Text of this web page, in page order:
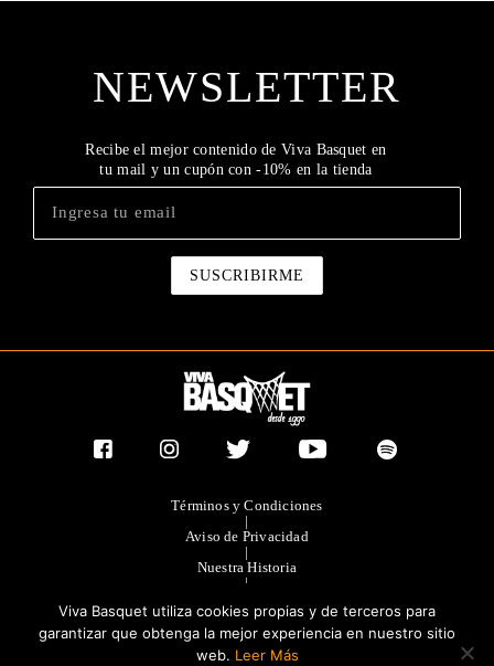
NEWSLETTER
Recibe el mejor contenido de Viva Basquet en
tu mail y un cupón con -10% en la tienda
Términos y Condiciones
|
Aviso de Privacidad
|
Nuestra Historia
|
|
Publicidad
Viva Basquet utiliza cookies propias y de terceros para
garantizar que obtenga la mejor experiencia en nuestro sitio
web. Leer Más